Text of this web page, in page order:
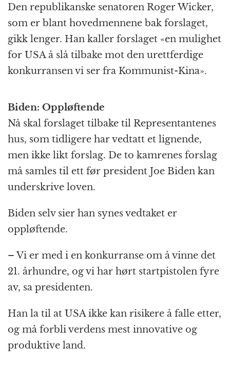
Den republikanske senatoren Roger Wicker,
som er blant hovedmennene bak forslaget,
gikk lenger. Han kaller forslaget «en mulighet
for USA å slå tilbake mot den urettferdige
konkurransen vi ser fra Kommunist-Kina».
Biden: Oppløftende
Nå skal forslaget tilbake til Representantenes
hus, som tidligere har vedtatt et lignende,
men ikke likt forslag. De to kamrenes forslag
må samles til ett før president Joe Biden kan
underskrive loven.
Biden selv sier han synes vedtaket er
oppløftende.
– Vi er med i en konkurranse om å vinne det
21. århundre, og vi har hørt startpistolen fyre
av, sa presidenten.
Han la til at USA ikke kan risikere å falle etter,
og må forbli verdens mest innovative og
produktive land.